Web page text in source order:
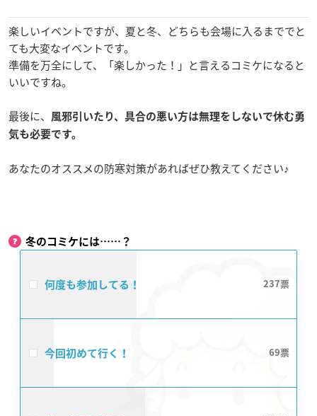
楽しいイベントですが、夏と冬、どちらも会場に入るまででと
ても大変なイベントです。
準備を万全にして、「楽しかった！」と言えるコミケになると
いいですね。
最後に、
風邪引いたり、具合の悪い方は無理をしないで休む勇
気も必要です。
あなたのオススメの防寒対策があればぜひ教えてください♪
冬のコミケには……？
何度も参加してる！ 237
今回初めて行く！ 69